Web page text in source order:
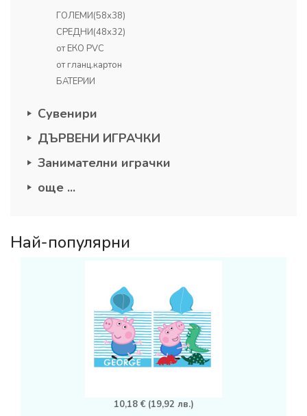
ГОЛЕМИ(58х38)
СРЕДНИ(48х32)
от ЕКО PVC
от гланц.картон
БАТЕРИИ
Сувенири
ДЪРВЕНИ ИГРАЧКИ
Занимателни играчки
още ...
Най-популярни
10,18 € (19,92 лв.)